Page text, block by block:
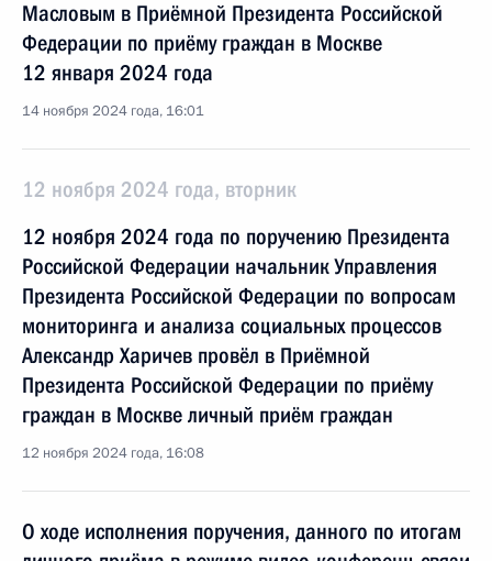
Масловым в Приёмной Президента Российской
Федерации по приёму граждан в Москве
12 января 2024 года
14 ноября 2024 года, 16:01
12 ноября 2024 года, вторник
12 ноября 2024 года по поручению Президента
Российской Федерации начальник Управления
Президента Российской Федерации по вопросам
мониторинга и анализа социальных процессов
Александр Харичев провёл в Приёмной
Президента Российской Федерации по приёму
граждан в Москве личный приём граждан
12 ноября 2024 года, 16:08
О ходе исполнения поручения, данного по итогам